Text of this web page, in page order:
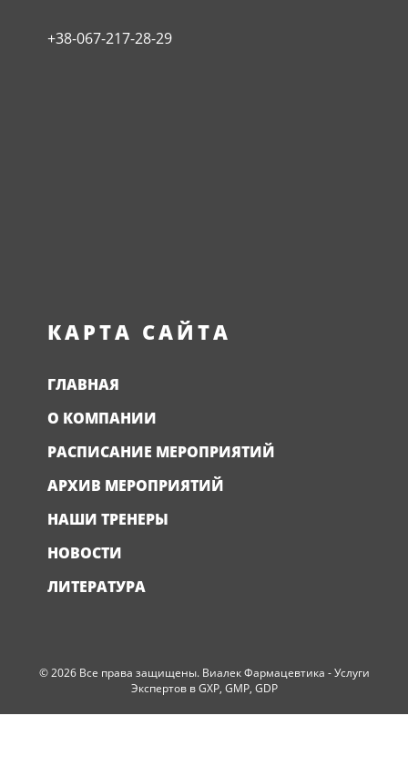
+38-067-217-28-29
КАРТА САЙТА
ГЛАВНАЯ
О КОМПАНИИ
РАСПИСАНИЕ МЕРОПРИЯТИЙ
АРХИВ МЕРОПРИЯТИЙ
НАШИ ТРЕНЕРЫ
НОВОСТИ
ЛИТЕРАТУРА
© 2026 Все права защищены. Виалек Фармацевтика - Услуги
Экспертов в GXP, GMP, GDP